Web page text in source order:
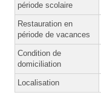
période scolaire
Restauration en
période de vacances
Condition de
domiciliation
Localisation